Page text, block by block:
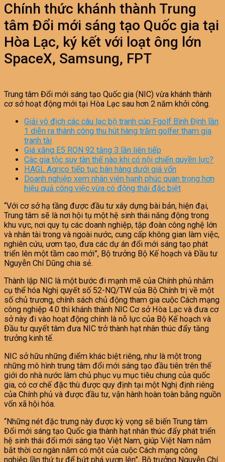
Chính thức khánh thành Trung
tâm Đổi mới sáng tạo Quốc gia tại
Hòa Lạc, ký kết với loạt ông lớn
SpaceX, Samsung, FPT
Trung tâm Đổi mới sáng tạo Quốc gia (NIC) vừa khánh thành
cơ sở hoạt động mới tại Hòa Lạc sau hơn 2 năm khởi công.
Giải vô địch các câu lạc bộ tranh cúp Fgolf Bình Định lần
1 diễn ra thành công thu hút hàng trăm golfer tham gia
tranh tài
Giá xăng E5 RON 92 tăng 3 lần liên tiếp
Các gia tộc suy tàn thế nào khi có nội chiến quyền lực?
HAGL Agrico tiếp tục bán hàng dưới giá vốn
Doanh nghiệp xem nhân viên hạnh phúc quan trọng hơn
hiệu quả công việc vừa có động thái đặc biệt
“Với cơ sở hạ tầng được đầu tư xây dựng bài bản, hiện đại,
Trung tâm sẽ là nơi hội tụ một hệ sinh thái năng động trong
khu vực, nơi quy tụ các doanh nghiệp, tập đoàn công nghệ lớn
và nhân tài trong và ngoài nước, cung cấp không gian làm việc,
nghiên cứu, ươm tạo, đưa các dự án đổi mới sáng tạo phát
triển lên một tầm cao mới”, Bộ trưởng Bộ Kế hoạch và Đầu tư
Nguyễn Chí Dũng chia sẻ.
Thành lập NIC là một bước đi mạnh mẽ của Chính phủ nhằm
cụ thể hóa Nghị quyết số 52-NQ/TW của Bộ Chính trị về một
số chủ trương, chính sách chủ động tham gia cuộc Cách mạng
công nghiệp 4.0 thì khánh thành NIC Cơ sở Hòa Lạc và đưa cơ
sở này đi vào hoạt động chính là nỗ lực của Bộ Kế hoạch và
Đầu tư quyết tâm đưa NIC trở thành hạt nhân thúc đẩy tăng
trưởng kinh tế.
NIC sở hữu những điểm khác biệt riêng, như là một trong
những mô hình trung tâm đổi mới sáng tạo đầu tiên trên thế
giới do nhà nước làm chủ phục vụ mục tiêu chung của quốc
gia, có cơ chế đặc thù được quy định tại một Nghị định riêng
của Chính phủ và được đầu tư, vận hành hoàn toàn bằng nguồn
vốn xã hội hóa.
“Những nét đặc trưng này được kỳ vọng sẽ biến Trung tâm
Đổi mới sáng tạo Quốc gia thành hạt nhân thúc đẩy phát triển
hệ sinh thái đổi mới sáng tạo Việt Nam, giúp Việt Nam nắm
bắt thời cơ ngàn năm có một của cuộc Cách mạng công
nghiệp lần thứ tư để bứt phá vươn lên”, Bộ trưởng Nguyễn Chí